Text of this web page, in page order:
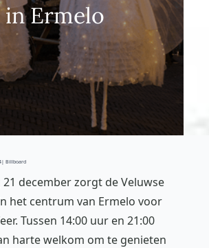
in Ermelo
| Billboard
december zorgt de Veluwse
het centrum van Ermelo voor
Tussen 14:00 uur en 21:00
harte welkom om te genieten